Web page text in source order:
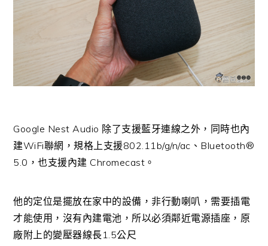
Google Nest Audio 除了支援藍牙連線之外，同時也內
建WiFi聯網，規格上支援802.11b/g/n/ac、 Bluetooth®
5.0，也支援內建 Chromecast。
他的定位是擺放在家中的設備，非行動喇叭，需要插電
才能使用，沒有內建電池，所以必須鄰近電源插座，原
廠附上的變壓器線長1.5公尺